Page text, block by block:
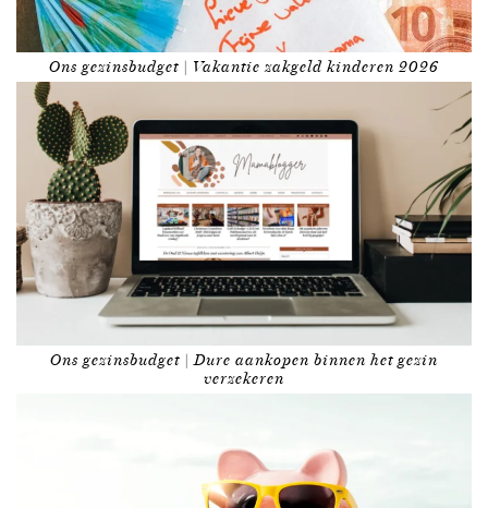
Ons gezinsbudget | Vakantie zakgeld kinderen 2026
Ons gezinsbudget | Dure aankopen binnen het gezin
verzekeren